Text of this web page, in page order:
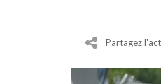
Partagez